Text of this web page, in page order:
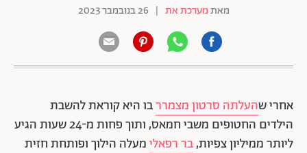
מאתמערכת את | 26 בנובמבר 2023
אחרי שהעלתה סרטון מצמררבו היא קוראת להשבת
הילדים החטופים משבי חמאס, ותוך פחות מ-24 שעות הגיע
ליותר ממיליון צפיות,בר רפאלימעלה הילוך ופותחת חזית